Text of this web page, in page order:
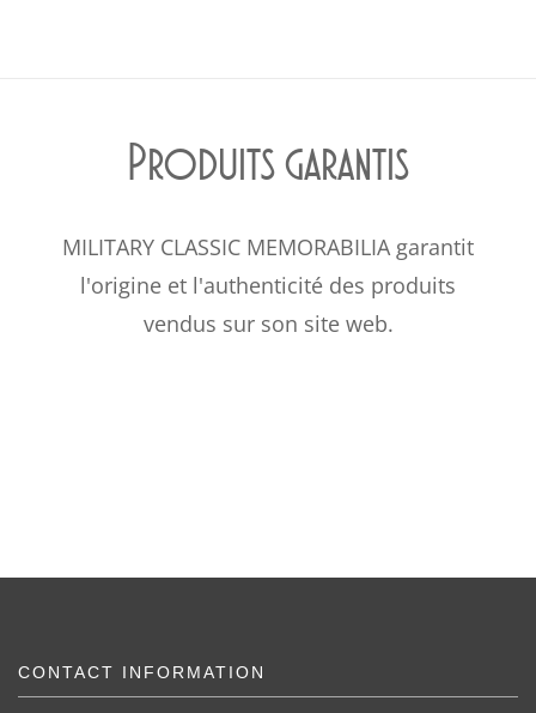
Produits garantis
MILITARY CLASSIC MEMORABILIA garantit
l'origine et l'authenticité des produits
vendus sur son site web.
CONTACT INFORMATION